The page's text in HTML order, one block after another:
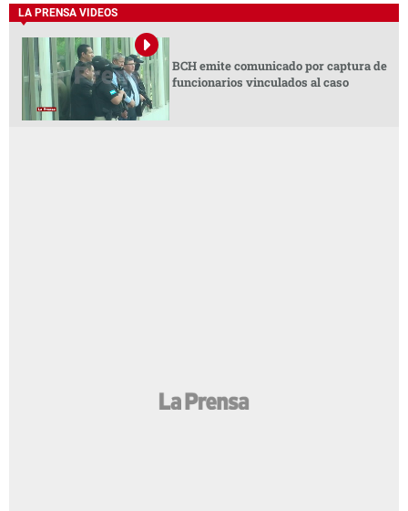
LA PRENSA VIDEOS
BCH emite comunicado por captura de
funcionarios vinculados al caso